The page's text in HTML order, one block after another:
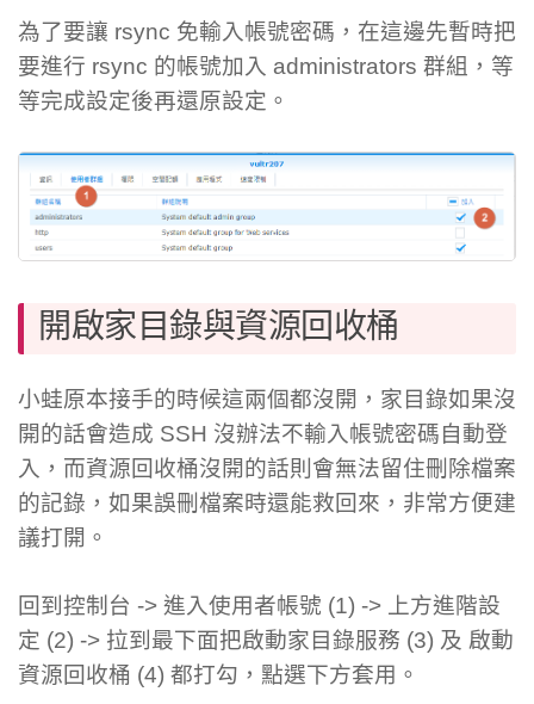
為了要讓 rsync 免輸入帳號密碼，在這邊先暫時把
要進行 rsync 的帳號加入 administrators 群組，等
等完成設定後再還原設定。
開啟家目錄與資源回收桶
小蛙原本接手的時候這兩個都沒開，家目錄如果沒
開的話會造成 SSH 沒辦法不輸入帳號密碼自動登
入，而資源回收桶沒開的話則會無法留住刪除檔案
的記錄，如果誤刪檔案時還能救回來，非常方便建
議打開。
回到控制台 -> 進入使用者帳號 (1) -> 上方進階設
定 (2) -> 拉到最下面把啟動家目錄服務 (3) 及 啟動
資源回收桶 (4) 都打勾，點選下方套用。